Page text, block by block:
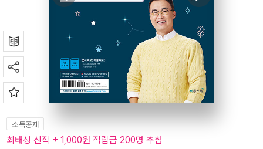
소득공제
최태성 신작 + 1,000원 적립금 200명 추첨